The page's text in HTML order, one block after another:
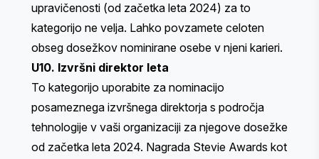
upravičenosti (od začetka leta 2024) za to
kategorijo ne velja. Lahko povzamete celoten
obseg dosežkov nominirane osebe v njeni karieri.
U10. Izvršni direktor leta
To kategorijo uporabite za nominacijo
posameznega izvršnega direktorja s področja
tehnologije v vaši organizaciji za njegove dosežke
od začetka leta 2024. Nagrada Stevie Awards kot